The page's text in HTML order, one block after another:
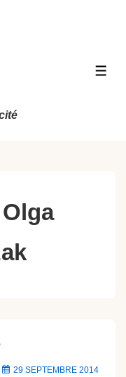
Olga
29 SEPTEMBRE 2014